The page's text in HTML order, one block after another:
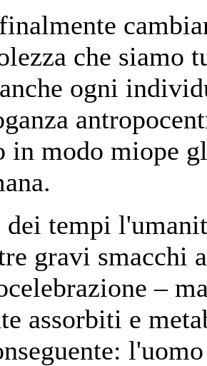
che siamo
ogni
in modo miope
dei tempi
gravi smacchi
–
assorbiti e